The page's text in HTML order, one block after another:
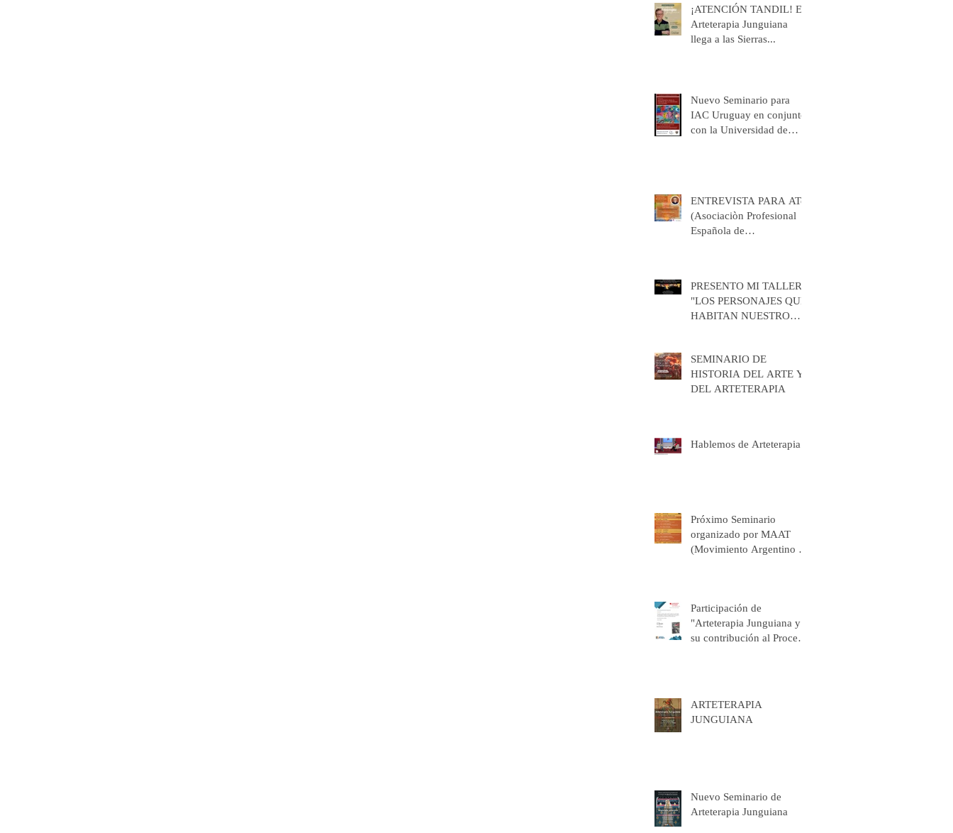
¡ATENCIÓN TANDIL! El
Arteterapia Junguiana
llega a las Sierras...
Nuevo Seminario para
IAC Uruguay en conjunto
con la Universidad de
ENTREVISTA PARA ATe
(Asociaciòn Profesional
Española de
PRESENTO MI TALLER
"LOS PERSONAJES QUE
HABITAN NUESTRO
FEBRERO / MARZO
2026
SEMINARIO DE
HISTORIA DEL ARTE Y
DEL ARTETERAPIA
Hablemos de Arteterapia
Próximo Seminario
organizado por MAAT
(Movimiento Argentino de
Participación de
"Arteterapia Junguiana y
su contribución al Proceso
ARTETERAPIA
JUNGUIANA
Nuevo Seminario de
Arteterapia Junguiana